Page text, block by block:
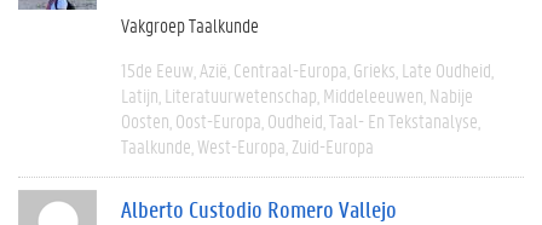
Vakgroep Taalkunde
15de Eeuw Azië Centraal-Europa Grieks Late Oudheid
Latijn Literatuurwetenschap Middeleeuwen Nabije
Oosten Oost-Europa Oudheid Taal- En Tekstanalyse
Taalkunde West-Europa Zuid-Europa
Alberto Custodio Romero Vallejo